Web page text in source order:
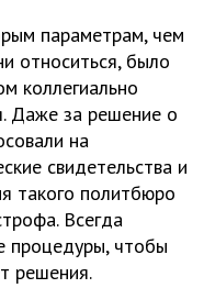
параметрам, чем
относиться, было
коллегиально
Даже за решение о
на
свидетельства и
такого политбюро
Всегда
процедуры, чтобы
решения.